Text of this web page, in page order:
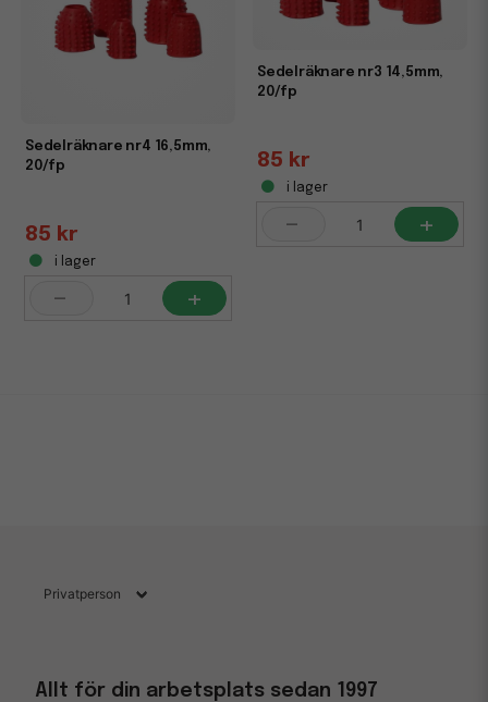
Sedelräknare nr4 16,5mm,
20/fp
85 kr
i lager
- +
Sedelräknare nr3 14,5mm,
20/fp
85 kr
i lager
- +
Allt för din arbetsplats sedan 1997